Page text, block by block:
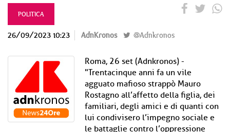
POLITICA
26/09/2023 10:23 AdnKronos @Adnkronos
Roma, 26 set (Adnkronos) -
"Trentacinque anni fa un vile
agguato mafioso strappò Mauro
Rostagno all’affetto della figlia, dei
familiari, degli amici e di quanti con
lui condivisero l’impegno sociale e
le battaglie contro l’oppressione